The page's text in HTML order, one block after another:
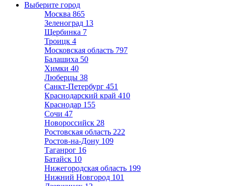
Выберите город
Москва 865
Зеленоград 13
Щербинка 7
Троицк 4
Московская область 797
Балашиха 50
Химки 40
Люберцы 38
Санкт-Петербург 451
Краснодарский край 410
Краснодар 155
Сочи 47
Новороссийск 28
Ростовская область 222
Ростов-на-Дону 109
Таганрог 16
Батайск 10
Нижегородская область 199
Нижний Новгород 101